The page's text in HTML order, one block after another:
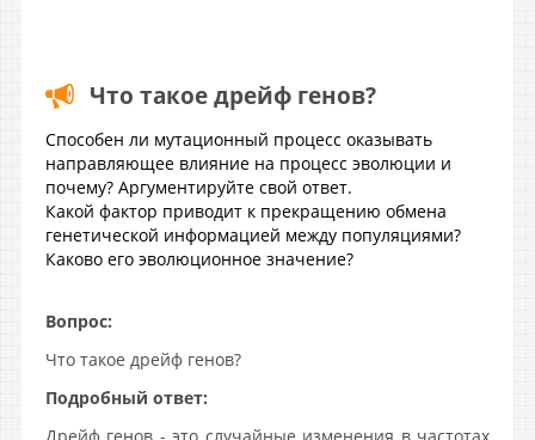
Что такое дрейф генов?
Способен ли мутационный процесс оказывать
направляющее влияние на процесс эволюции и
почему? Аргументируйте свой ответ.
Какой фактор приводит к прекращению обмена
генетической информацией между популяциями?
Каково его эволюционное значение?
Вопрос:
Что такое дрейф генов?
Подробный ответ: